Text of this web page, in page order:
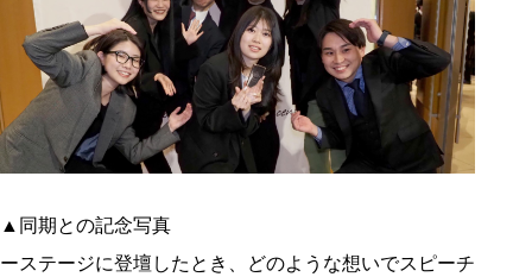
▲同期との記念写真
ーステージに登壇したとき、どのような想いでスピーチ